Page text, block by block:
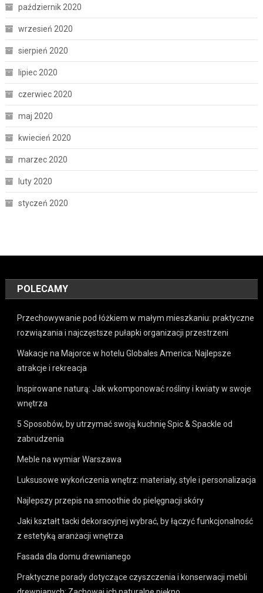
październik 2020
wrzesień 2020
sierpień 2020
lipiec 2020
czerwiec 2020
maj 2020
kwiecień 2020
marzec 2020
luty 2020
styczeń 2020
POLECAMY
Przechowywanie pod łóżkiem w małym mieszkaniu: praktyczne
rozwiązania i najczęstsze pułapki organizacji przestrzeni
Wakacje na Majorce w hotelu Globales America: Najlepsze
atrakcje i rekreacja
Inspirowane naturą: Jak wkomponować rośliny i kwiaty w swoje
wnętrza
5 Sposobów, by utrzymać swoją kuchnię Spic & Spackle od
zabrudzenia
Meble na wymiar Warszawa
Luksusowe wykończenia wnętrz: materiały, style i personalizacja
Najlepszy przepis na smoothie do pielęgnacji skóry
Jaki kształt tacki dekoracyjnej wybrać, by łączyć funkcjonalność
z estetyką aranżacji wnętrza
Fasada dla domu drewnianego
Praktyczne porady dotyczące czyszczenia i konserwacji mebli